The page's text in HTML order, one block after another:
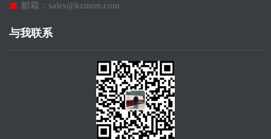
邮箱：sales@kzmon.com
与我联系